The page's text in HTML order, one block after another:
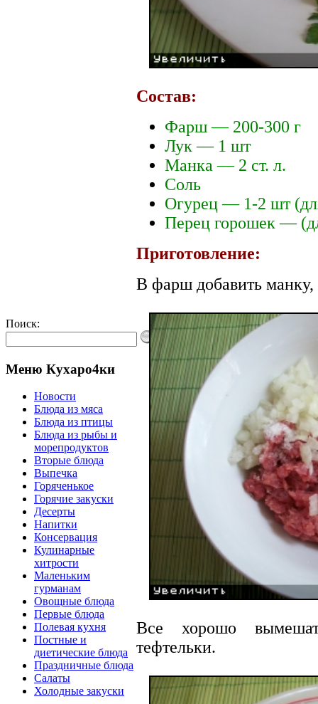
Поиск:
Меню Кухаро4ки
Новости
Блюда из мяса
Блюда из птицы
Блюда из рыбы и
морепродуктов
Вторые блюда
Выпечка
Горяченькое
Горячие закуски
Десерты
Напитки
Консервация
Кулинарные
хитрости
Маленьким
гурманам
Овощные блюда
Первые блюда
Полевая кухня
Постные и
диетические блюда
Праздничные блюда
Салаты
Холодные закуски
Состав:
Фарш — 200-300 г
Лук — 1 шт
Манка — 2 ст. л.
Соль
Огурец — 1-2 шт
Перец горошек —
Приготовление:
В фарш добавить манку,
Все хорошо
тефтельки.